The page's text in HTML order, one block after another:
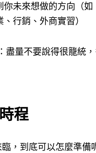
你未來想做的方向（如
行銷、外商實習）
盡量不要說得很籠統
程
，到底可以怎麼準備